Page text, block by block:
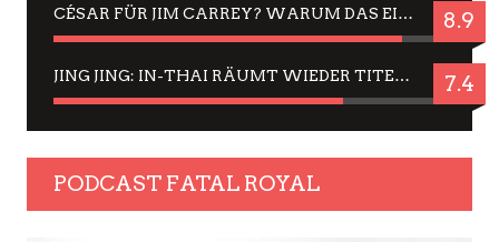
CÉSAR FÜR JIM CARREY? WARUM DAS EINER DER NERVIGSTEN ACTORS IST UND BLEIBT 8.9
JING JING: IN-THAI RÄUMT WIEDER TITEL AB – EIN ZWEI-STUNDEN-ERLEBNISBERICHT 7.4
PODCAST FATAL ROYAL